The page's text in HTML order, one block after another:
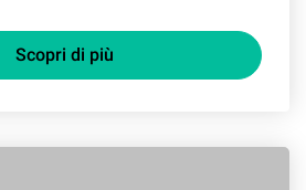
Scopri di più